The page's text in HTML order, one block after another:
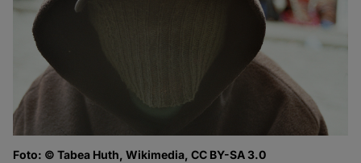
Foto: © Tabea Huth, Wikimedia, CC BY-SA 3.0